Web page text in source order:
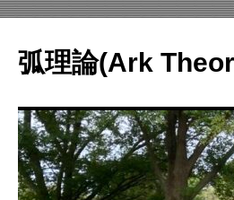
テ
ン
へ
ス
キ
ッ
プ
弧理論(Ark